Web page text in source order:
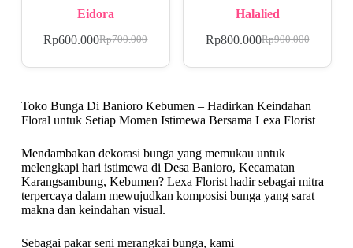
Eidora
Rp700.000
Rp600.000
Halalied
Rp900.000
Rp800.000
Toko Bunga Di Banioro Kebumen – Hadirkan Keindahan
Floral untuk Setiap Momen Istimewa Bersama Lexa Florist
Mendambakan dekorasi bunga yang memukau untuk
melengkapi hari istimewa di Desa Banioro, Kecamatan
Karangsambung, Kebumen? Lexa Florist hadir sebagai mitra
terpercaya dalam mewujudkan komposisi bunga yang sarat
makna dan keindahan visual.
Sebagai pakar seni merangkai bunga, kami